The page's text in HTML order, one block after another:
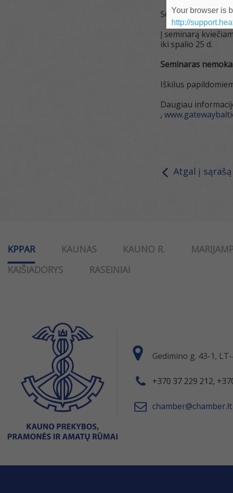
Seminaras vyks
Į seminarą
iki spalio 25 d.
Seminaras
Iškilus
Daugiau
,
Atgal į sąrašą
KPPAR KAUNAS KAUNO R.
KAIŠIADORYS
RASEINIAI
Gedimino g. 43-1,
+370 37 229 212,
chamber@chamber.lt
Your browser is
http://